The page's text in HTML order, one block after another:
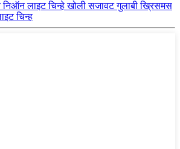
निऑन लाइट चिन्हे खोली सजावट गुलाबी ख्रिसमस
चिन्ह